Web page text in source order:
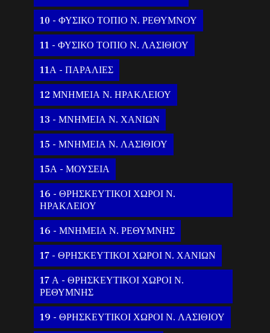
10 - ΦΥΣΙΚΟ ΤΟΠΙΟ Ν. ΡΕΘΥΜΝΟΥ
11 - ΦΥΣΙΚΟ ΤΟΠΙΟ Ν. ΛΑΣΙΘΙΟΥ
11Α - ΠΑΡΑΛΙΕΣ
12 ΜΝΗΜΕΙΑ Ν. ΗΡΑΚΛΕΙΟΥ
13 - ΜΝΗΜΕΙΑ Ν. ΧΑΝΙΩΝ
15 - ΜΝΗΜΕΙΑ Ν. ΛΑΣΙΘΙΟΥ
15Α - ΜΟΥΣΕΙΑ
16 - ΘΡΗΣΚΕΥΤΙΚΟΙ ΧΩΡΟΙ Ν.
ΗΡΑΚΛΕΙΟΥ
16 - ΜΝΗΜΕΙΑ Ν. ΡΕΘΥΜΝΗΣ
17 - ΘΡΗΣΚΕΥΤΙΚΟΙ ΧΩΡΟΙ Ν. ΧΑΝΙΩΝ
17 Α - ΘΡΗΣΚΕΥΤΙΚΟΙ ΧΩΡΟΙ Ν.
ΡΕΘΥΜΝΗΣ
19 - ΘΡΗΣΚΕΥΤΙΚΟΙ ΧΩΡΟΙ Ν. ΛΑΣΙΘΙΟΥ